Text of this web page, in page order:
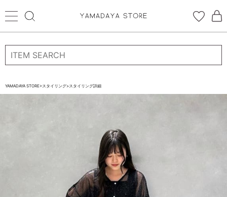
ログイン 新規会員登録
STORE BRAND・LABELから探す
YAMADAYA STORE>スタイリング>スタイリング詳細